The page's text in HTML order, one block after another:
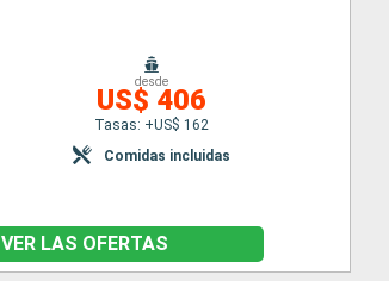
desde
US$ 406
Tasas: +US$ 162
Comidas incluidas
VER LAS OFERTAS